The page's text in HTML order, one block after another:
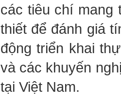
các tiêu chí mang
thiết để đánh giá
động triển khai
và các khuyến
tại Việt Nam.